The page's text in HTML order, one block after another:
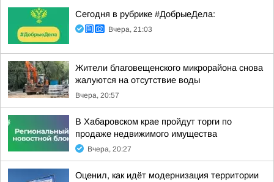
Сегодня в рубрике #ДобрыеДела:
Вчера, 21:03
Жители благовещенского микрорайона снова
жалуются на отсутствие воды
Вчера, 20:57
В Хабаровском крае пройдут торги по
продаже недвижимого имущества
Вчера, 20:27
Оценил, как идёт модернизация территории